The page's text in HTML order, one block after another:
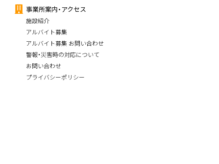
事業所案内・アクセス
施設紹介
アルバイト募集
アルバイト募集 お問い合わせ
警報・災害時の対応について
お問い合わせ
プライバシーポリシー